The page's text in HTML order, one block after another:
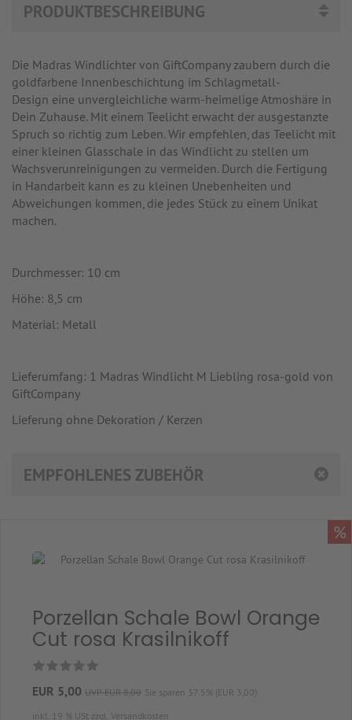
PRODUKTBESCHREIBUNG
Die Madras Windlichter von GiftCompany zaubern durch die
goldfarbene Innenbeschichtung im Schlagmetall-
Design eine unvergleichliche warm-heimelige Atmoshäre in
Dein Zuhause. Mit einem Teelicht erwacht der ausgestanzte
Spruch so richtig zum Leben. Wir empfehlen, das Teelicht mit
einer kleinen Glasschale in das Windlicht zu stellen um
Wachsverunreinigungen zu vermeiden. Durch die Fertigung
in Handarbeit kann es zu kleinen Unebenheiten und
Abweichungen kommen, die jedes Stück zu einem Unikat
machen.
Durchmesser: 10 cm
Höhe: 8,5 cm
Material: Metall
Lieferumfang: 1 Madras Windlicht M Liebling rosa-gold von
GiftCompany
Lieferung ohne Dekoration / Kerzen
EMPFOHLENES ZUBEHÖR
Porzellan Schale Bowl Orange
Cut rosa Krasilnikoff
EUR 5,00 UVP EUR 8,00 Sie sparen 37.5% (EUR 3,00)
inkl. 19 % USt zzgl. Versandkosten
%